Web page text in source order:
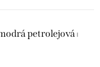
petrolejová |